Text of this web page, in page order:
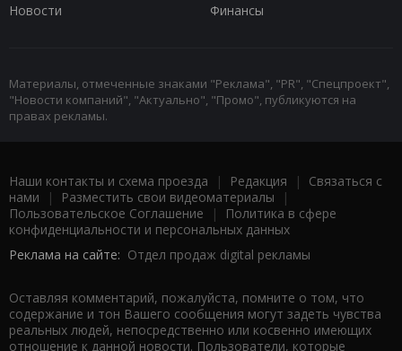
Новости
Финансы
Материалы, отмеченные знаками "Реклама", "PR", "Спецпроект",
"Новости компаний", "Актуально", "Промо", публикуются на
правах рекламы.
Наши контакты и схема проезда | Редакция | Связаться с
нами | Разместить свои видеоматериалы |
Пользовательское Соглашение |
Политика в сфере
конфиденциальности и персональных данных
Реклама на сайте: Отдел продаж digital рекламы
Оставляя комментарий, пожалуйста, помните о том, что
содержание и тон Вашего сообщения могут задеть чувства
реальных людей, непосредственно или косвенно имеющих
отношение к данной новости. Пользователи, которые